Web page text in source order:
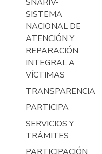
SISTEMA
NACIONAL DE
ATENCIÓN Y
REPARACIÓN
INTEGRAL A
VÍCTIMAS
TRANSPARENCIA
PARTICIPA
SERVICIOS Y
TRÁMITES
PARTICIPACIÓN